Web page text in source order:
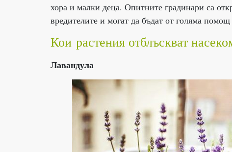
хора и малки деца. Опитните градинари са
вредителите и могат да бъдат от голяма
Кои растения отблъскват
Лавандула